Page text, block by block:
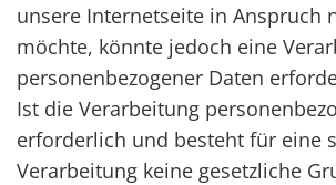
unsere Internetseite in Anspruch
möchte, könnte jedoch eine
personenbezogener Daten
Ist die Verarbeitung
erforderlich und besteht für eine
Verarbeitung keine gesetzliche